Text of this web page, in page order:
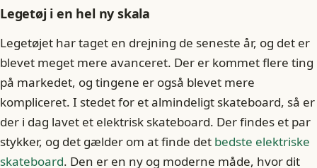
Legetøj i en hel ny skala
Legetøjet har taget en drejning de seneste år, og det er
blevet meget mere avanceret. Der er kommet flere ting
på markedet, og tingene er også blevet mere
kompliceret. I stedet for et almindeligt skateboard, så er
der i dag lavet et elektrisk skateboard. Der findes et par
stykker, og det gælder om at finde det bedste elektriske
skateboard. Den er en ny og moderne måde, hvor dit